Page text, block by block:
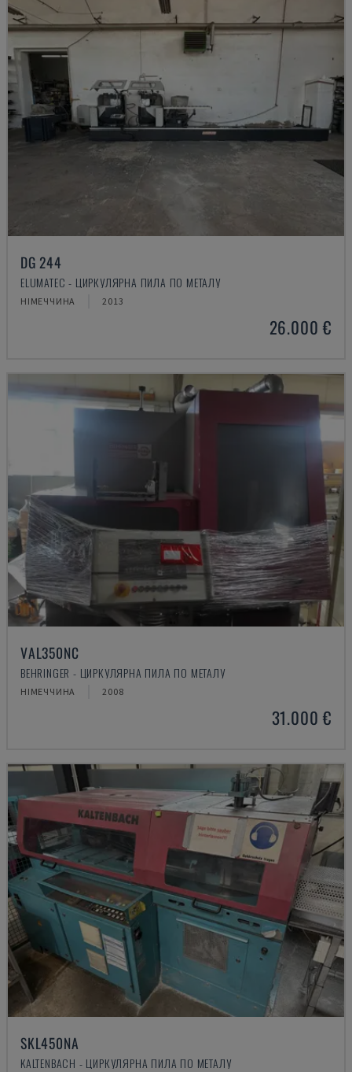
DG 244
ELUMATEC - ЦИРКУЛЯРНА ПИЛА ПО МЕТАЛУ
НІМЕЧЧИНА 2013
26.000 €
VAL350NC
BEHRINGER - ЦИРКУЛЯРНА ПИЛА ПО МЕТАЛУ
НІМЕЧЧИНА 2008
31.000 €
SKL450NA
KALTENBACH - ЦИРКУЛЯРНА ПИЛА ПО МЕТАЛУ